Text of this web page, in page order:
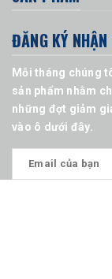
ĐĂNG KÝ
Mỗi tháng chúng
sản phẩm nhằm
những đợt giảm
vào ô dưới đây.